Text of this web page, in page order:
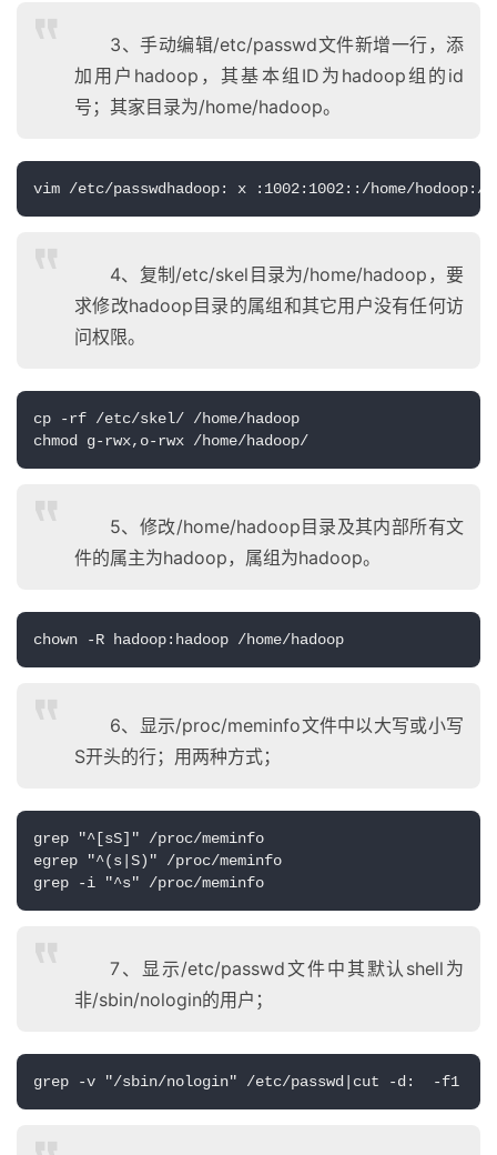
3、手动编辑/etc/passwd文件新增一行，添
加用户hadoop，其基本组ID为hadoop组的id
号；其家目录为/home/hadoop。
vim /etc/passwdhadoop: x :1002:1002::/home/hodoop:/
4、复制/etc/skel目录为/home/hadoop，要
求修改hadoop目录的属组和其它用户没有任何访
问权限。
cp -rf /etc/skel/ /home/hadoop
chmod g-rwx,o-rwx /home/hadoop/
5、修改/home/hadoop目录及其内部所有文
件的属主为hadoop，属组为hadoop。
chown -R hadoop:hadoop /home/hadoop
6、显示/proc/meminfo文件中以大写或小写
S开头的行；用两种方式；
grep "^[sS]" /proc/meminfo
egrep "^(s|S)" /proc/meminfo
grep -i "^s" /proc/meminfo
7、显示/etc/passwd文件中其默认shell为
非/sbin/nologin的用户；
grep -v "/sbin/nologin" /etc/passwd|cut -d:  -f1